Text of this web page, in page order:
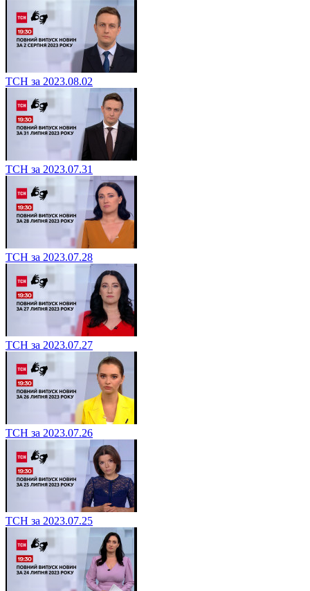
ТСН за 2023.08.02
ТСН за 2023.07.31
ТСН за 2023.07.28
ТСН за 2023.07.27
ТСН за 2023.07.26
ТСН за 2023.07.25